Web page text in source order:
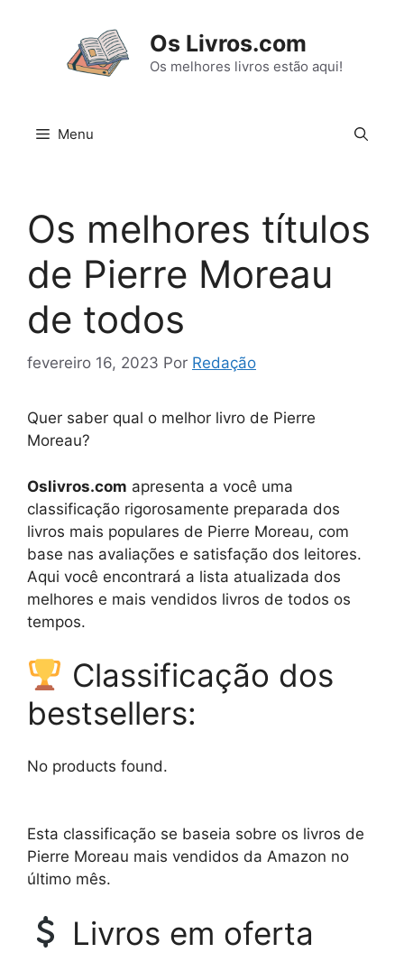
Os Livros.com
Os melhores livros estão aqui!
Menu
Os melhores títulos
de Pierre Moreau
de todos
fevereiro 16, 2023 Por Redação
Quer saber qual o melhor livro de Pierre
Moreau?
Oslivros.com apresenta a você uma
classificação rigorosamente preparada dos
livros mais populares de Pierre Moreau, com
base nas avaliações e satisfação dos leitores.
Aqui você encontrará a lista atualizada dos
melhores e mais vendidos livros de todos os
tempos.
Classificação dos
bestsellers:
No products found.
Esta classificação se baseia sobre os livros de
Pierre Moreau mais vendidos da Amazon no
último mês.
Livros em oferta